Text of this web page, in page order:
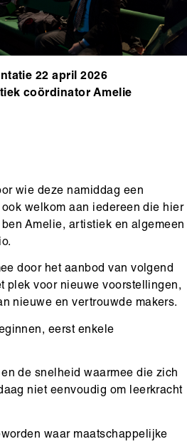
22 april 2026
coördinator Amelie
wie deze namiddag een
welkom aan iedereen die hier
Amelie, artistiek en algemeen
door het aanbod van volgend
plek voor nieuwe voorstellingen,
nieuwe en vertrouwde makers.
eerst enkele
de snelheid waarmee die zich
niet eenvoudig om leerkracht
waar maatschappelijke